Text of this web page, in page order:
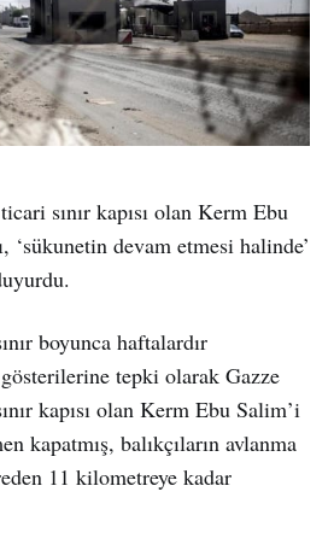
sınır kapısı olan Kerm Ebu
‘sükunetin devam etmesi halinde’
boyunca haftalardır
tepki olarak Gazze
kapısı olan Kerm Ebu Salim’i
kapatmış, balıkçıların avlanma
11 kilometreye kadar